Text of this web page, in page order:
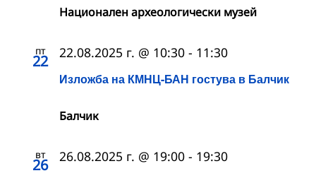
Национален археологически музей
пт
22
Изложба на КМНЦ-БАН гостува в Балчик
22.08.2025 г. @ 10:30 - 11:30
Балчик
вт
26 26.08.2025 г. @ 19:00 - 19:30